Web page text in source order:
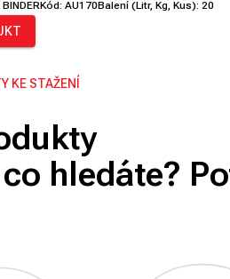
Kód: AU170Balení (Litr, Kg, Kus): 20
KE STAŽENÍ
hledáte?